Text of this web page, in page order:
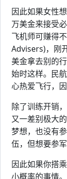
因此如果女性
万美金来接受
飞机师可赚得
Advisers)，刚
美金拿去别的
始时这样。民
心热爱飞行，
除了训练开销
又一差别极大
梦想，也没有
伍，但想要参
因此如果你搭
小概率的事情。